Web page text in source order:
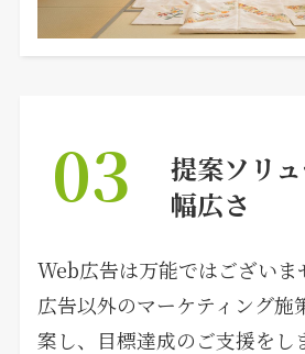
03
提案ソリ
幅広さ
Web広告は万能ではござい
広告以外のマーケティング施
案し、目標達成のご支援をし